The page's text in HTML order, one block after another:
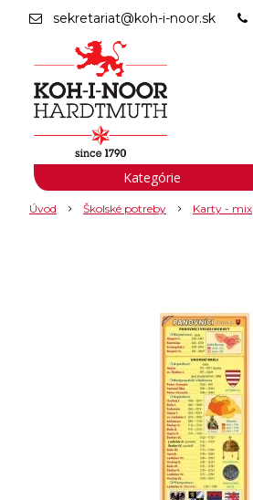
sekretariat@koh-i-noor.sk
Úvod Školské potreby Karty - mix
Kategórie